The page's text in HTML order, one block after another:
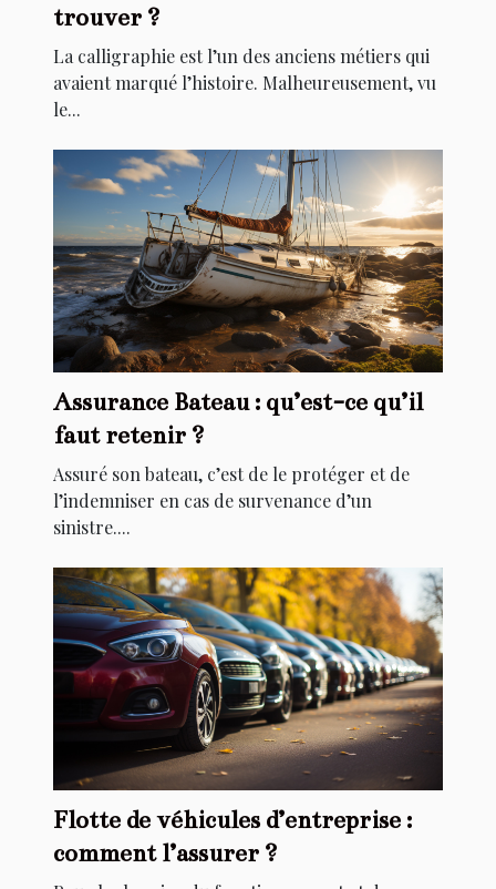
trouver ?
La calligraphie est l’un des anciens métiers qui
avaient marqué l’histoire. Malheureusement, vu
le...
Assurance Bateau : qu’est-ce qu’il
faut retenir ?
Assuré son bateau, c’est de le protéger et de
l’indemniser en cas de survenance d’un
sinistre....
Flotte de véhicules d’entreprise :
comment l’assurer ?